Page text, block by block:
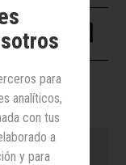
para
analíticos,
con tus
a
y para